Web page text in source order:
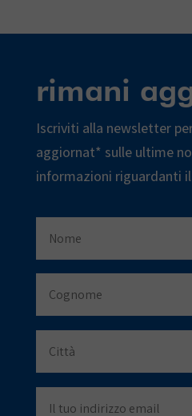
rimani
Iscriviti alla newsletter
aggiornat* sulle ultime
informazioni riguardanti